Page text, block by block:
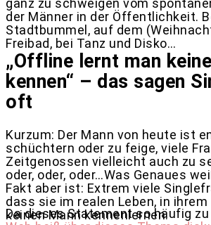
ganz zu schweigen vom
der Männer in der Öffentlichkeit.
Stadtbummel, auf dem
Freibad, bei Tanz und Disko…
„Offline lernt man
kennen“ – das sagen
oft
Kurzum: Der Mann von heute ist
schüchtern oder zu feige, viele
Zeitgenossen vielleicht auch zu
oder, oder, oder…Was Genaues
Fakt aber ist: Extrem viele
dass sie im realen Leben, in
keinen Mann kennenlernen.
Da dieses Statement so häufig